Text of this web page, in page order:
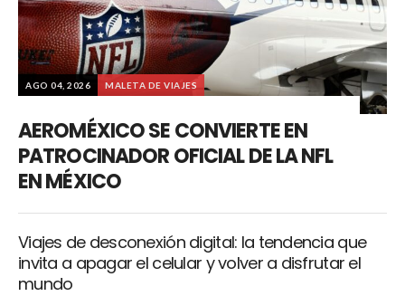
AGO 04, 2026 MALETA DE VIAJES
AEROMÉXICO SE CONVIERTE EN
PATROCINADOR OFICIAL DE LA NFL
EN MÉXICO
Viajes de desconexión digital: la tendencia que
invita a apagar el celular y volver a disfrutar el
mundo